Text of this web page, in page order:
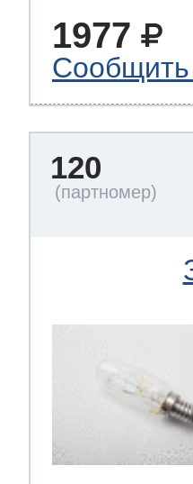
1977
Сообщить
120